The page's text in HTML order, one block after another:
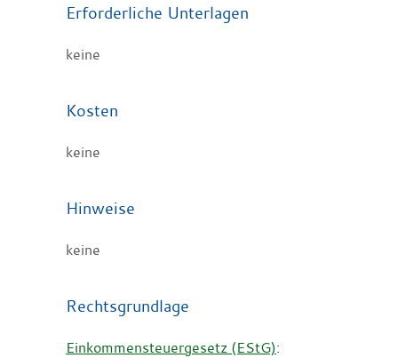
Erforderliche Unterlagen
keine
Kosten
keine
Hinweise
keine
Rechtsgrundlage
Einkommensteuergesetz (EStG):